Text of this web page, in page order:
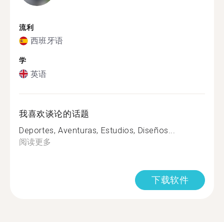
流利
西班牙语
学
英语
我喜欢谈论的话题
Deportes, Aventuras, Estudios, Diseños...
阅读更多
下载软件